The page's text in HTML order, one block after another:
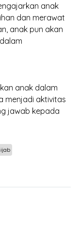
anak
dan merawat
anak pun akan
anak dalam
menjadi aktivitas
jawab kepada